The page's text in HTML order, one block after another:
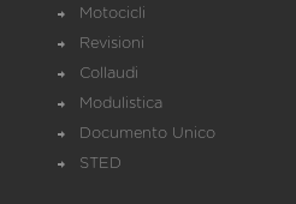
Motocicli
Revisioni
Collaudi
Modulistica
Documento Unico
STED